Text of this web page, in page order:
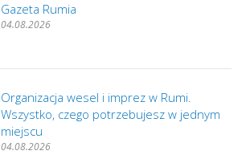
Gazeta Rumia
04.08.2026
Organizacja wesel i imprez w Rumi.
Wszystko, czego potrzebujesz w jednym
miejscu
04.08.2026